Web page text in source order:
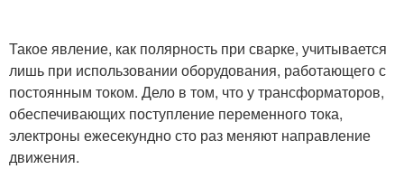
Такое явление, как полярность при сварке, учитывается
лишь при использовании оборудования, работающего с
постоянным током. Дело в том, что у трансформаторов,
обеспечивающих поступление переменного тока,
электроны ежесекундно сто раз меняют направление
движения.